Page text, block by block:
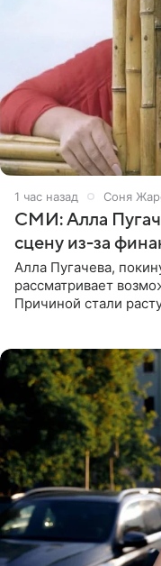
1 час назад Соня
СМИ: Алла
сцену из-за
Алла Пугачева,
рассматривает
Причиной стали